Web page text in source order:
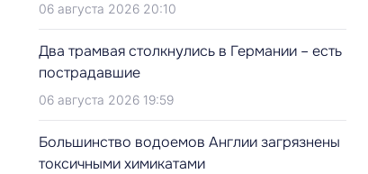
06 августа 2026 20:10
Два трамвая столкнулись в Германии – есть
пострадавшие
06 августа 2026 19:59
Большинство водоемов Англии загрязнены
токсичными химикатами